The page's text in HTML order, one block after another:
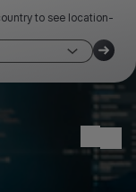
to see location-